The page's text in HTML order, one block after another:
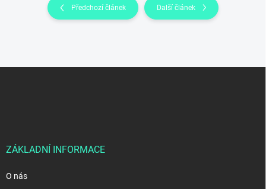
Předchozí článek Další článek
ZÁKLADNÍ INFORMACE
O nás